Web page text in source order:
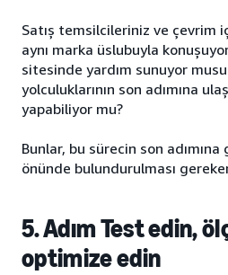
Satış temsilcileriniz ve çevrim
aynı marka üslubuyla
sitesinde yardım sunuyor
yolculuklarının son adımına
yapabiliyor mu?
Bunlar, bu sürecin son
önünde bulundurulması
5. Adım Test edin,
optimize edin